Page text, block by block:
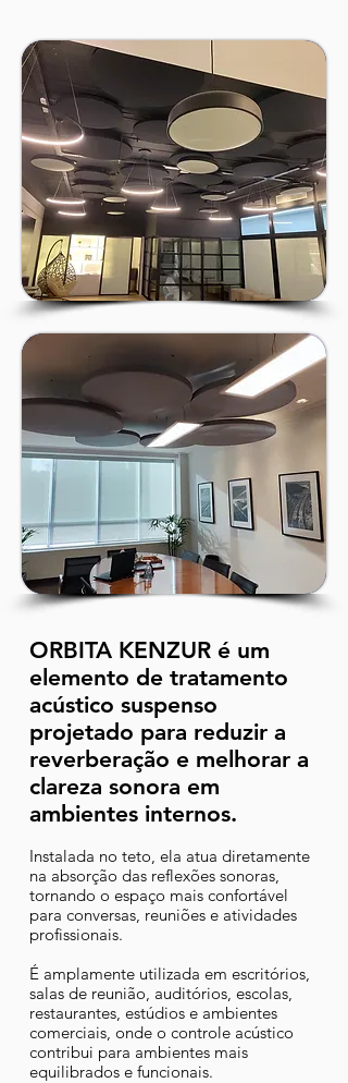
ORBITA KENZUR é um
elemento de tratamento
acústico suspenso
projetado para reduzir a
reverberação e melhorar a
clareza sonora em
ambientes internos.
Instalada no teto, ela atua diretamente
na absorção das reflexões sonoras,
tornando o espaço mais confortável
para conversas, reuniões e atividades
profissionais.
É amplamente utilizada em escritórios,
salas de reunião, auditórios, escolas,
restaurantes, estúdios e ambientes
comerciais, onde o controle acústico
contribui para ambientes mais
equilibrados e funcionais.